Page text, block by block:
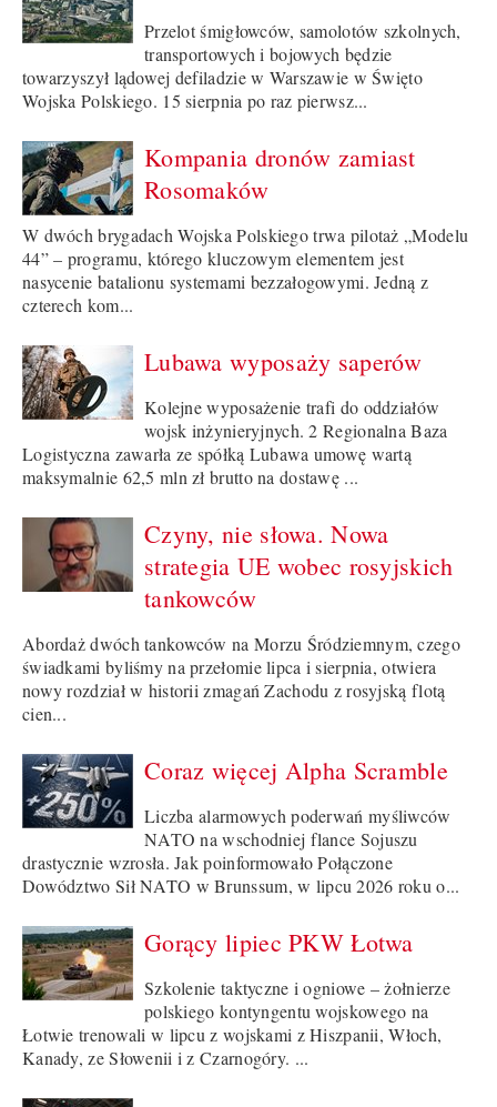
Przelot śmigłowców, samolotów szkolnych,
transportowych i bojowych będzie
towarzyszył lądowej defiladzie w Warszawie w Święto
Wojska Polskiego. 15 sierpnia po raz pierwsz...
Kompania dronów zamiast
Rosomaków
W dwóch brygadach Wojska Polskiego trwa pilotaż „Modelu
44” – programu, którego kluczowym elementem jest
nasycenie batalionu systemami bezzałogowymi. Jedną z
czterech kom...
Lubawa wyposaży saperów
Kolejne wyposażenie trafi do oddziałów
wojsk inżynieryjnych. 2 Regionalna Baza
Logistyczna zawarła ze spółką Lubawa umowę wartą
maksymalnie 62,5 mln zł brutto na dostawę ...
Czyny, nie słowa. Nowa
strategia UE wobec rosyjskich
tankowców
Abordaż dwóch tankowców na Morzu Śródziemnym, czego
świadkami byliśmy na przełomie lipca i sierpnia, otwiera
nowy rozdział w historii zmagań Zachodu z rosyjską flotą
cien...
Coraz więcej Alpha Scramble
Liczba alarmowych poderwań myśliwców
NATO na wschodniej flance Sojuszu
drastycznie wzrosła. Jak poinformowało Połączone
Dowództwo Sił NATO w Brunssum, w lipcu 2026 roku o...
Gorący lipiec PKW Łotwa
Szkolenie taktyczne i ogniowe – żołnierze
polskiego kontyngentu wojskowego na
Łotwie trenowali w lipcu z wojskami z Hiszpanii, Włoch,
Kanady, ze Słowenii i z Czarnogóry. ...